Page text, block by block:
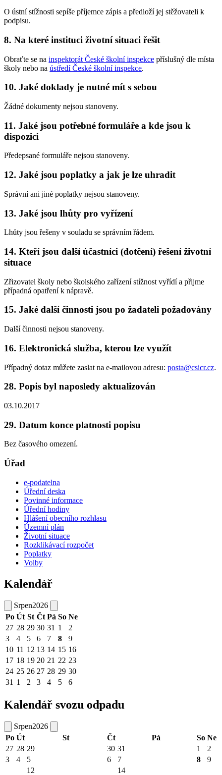
O ústní stížnosti sepíše příjemce zápis a předloží jej stěžovateli k
podpisu.
8. Na které instituci životní situaci řešit
Obraťte se na inspektorát České školní inspekce příslušný dle místa
školy nebo na ústředí České školní inspekce.
10. Jaké doklady je nutné mít s sebou
Žádné dokumenty nejsou stanoveny.
11. Jaké jsou potřebné formuláře a kde jsou k
dispozici
Předepsané formuláře nejsou stanoveny.
12. Jaké jsou poplatky a jak je lze uhradit
Správní ani jiné poplatky nejsou stanoveny.
13. Jaké jsou lhůty pro vyřízení
Lhůty jsou řešeny v souladu se správním řádem.
14. Kteří jsou další účastníci (dotčení) řešení životní
situace
Zřizovatel školy nebo školského zařízení stížnost vyřídí a přijme
případná opatření k nápravě.
15. Jaké další činnosti jsou po žadateli požadovány
Další činnosti nejsou stanoveny.
16. Elektronická služba, kterou lze využít
Případný dotaz můžete zaslat na e-mailovou adresu: posta@csicr.cz.
28. Popis byl naposledy aktualizován
03.10.2017
29. Datum konce platnosti popisu
Bez časového omezení.
Úřad
e-podatelna
Úřední deska
Povinné informace
Úřední hodiny
Hlášení obecního rozhlasu
Územní plán
Životní situace
Rozklikávací rozpočet
Poplatky
Volby
Kalendář
Srpen2026
Po Út St Čt Pá So Ne
27 28 29 30 31 1
2
3
4 5 6 7 8
9
10 11 12 13 14 15 16
17 18 19 20 21 22 23
24 25 26 27 28 29 30
31 1 2 3 4 5 6
Kalendář svozu odpadu
Srpen2026
Po Út St Čt Pá So Ne
27 28 29 30 31 1
2
3
4 5 6 7 8
9
12
14